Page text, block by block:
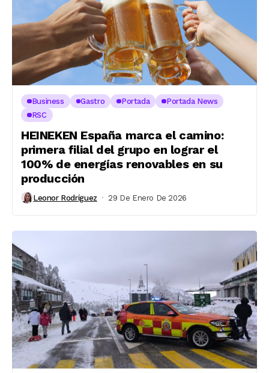
Business Gastro Portada
Portada News
RSC
HEINEKEN España marca el camino:
primera filial del grupo en lograr el
100% de energías renovables en su
producción
Leonor Rodríguez 29 De Enero De 2026